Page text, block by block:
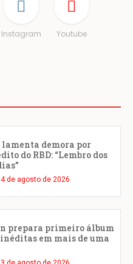
Instagram Youtube
demora por
do RBD: “Lembro dos
4 de agosto de 2026
prepara primeiro álbum
em mais de uma